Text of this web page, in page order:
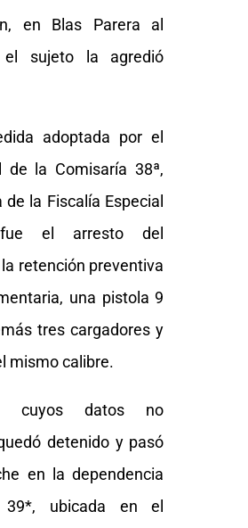
en Blas Parera al
el sujeto la agredió
adoptada por el
de la Comisaría 38ª,
la Fiscalía Especial
el arresto del
retención preventiva
una pistola 9
tres cargadores y
mismo calibre.
cuyos datos no
detenido y pasó
en la dependencia
39*, ubicada en el